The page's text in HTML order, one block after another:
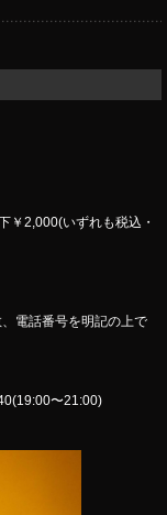
￥2,000(いずれも税込・
電話番号を明記の上で
〜21:00)